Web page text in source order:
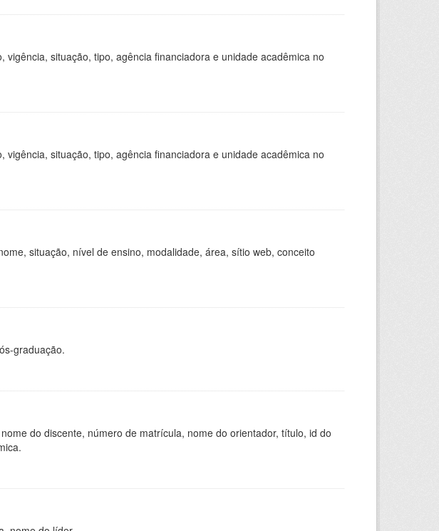
situação, tipo, agência financiadora e unidade acadêmica no
situação, tipo, agência financiadora e unidade acadêmica no
situação, nível de ensino, modalidade, área, sítio web, conceito
graduação.
do discente, número de matrícula, nome do orientador, título, id do